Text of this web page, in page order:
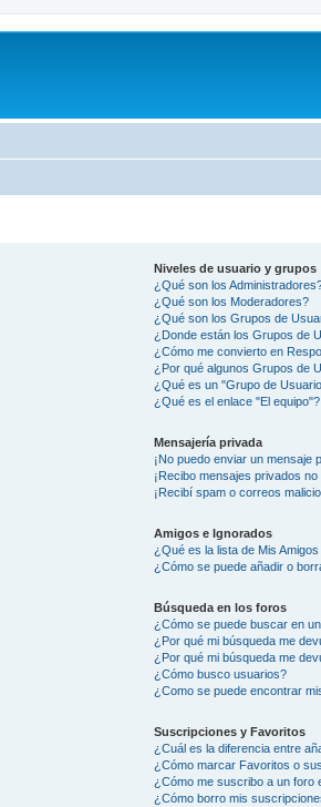
Niveles de usuario y grupos
¿Qué son los
¿Qué son los Moderadores?
¿Qué son los Grupos de
¿Donde están los Grupos de
¿Cómo me convierto en
¿Por qué algunos Grupos de
¿Qué es un "Grupo de
¿Qué es el enlace "El equipo"?
Mensajería privada
¡No puedo enviar un mensaje
¡Recibo mensajes privados
¡Recibí spam o correos
Amigos e Ignorados
¿Qué es la lista de Mis
¿Cómo se puede añadir o
Búsqueda en los foros
¿Cómo se puede buscar en
¿Por qué mi búsqueda me
¿Por qué mi búsqueda me
¿Cómo busco usuarios?
¿Como se puede encontrar
Suscripciones y Favoritos
¿Cuál es la diferencia entre
¿Cómo marcar Favoritos o
¿Cómo me suscribo a un foro
¿Cómo borro mis